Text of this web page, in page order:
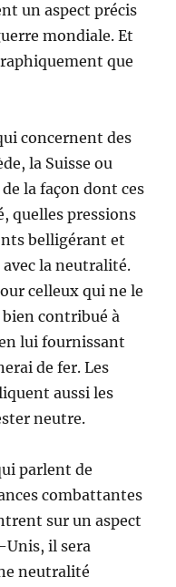
un aspect précis
mondiale. Et
que
concernent des
la Suisse ou
la façon dont ces
quelles pressions
belligérant et
la neutralité.
celleux qui ne le
bien contribué à
lui fournissant
de fer. Les
aussi les
neutre.
parlent de
combattantes
sur un aspect
Unis, il sera
neutralité